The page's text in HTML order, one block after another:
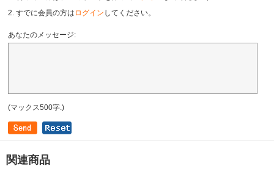
2. すでに会員の方は ログイン してください。
あなたのメッセージ:
(マックス500字.)
関連商品